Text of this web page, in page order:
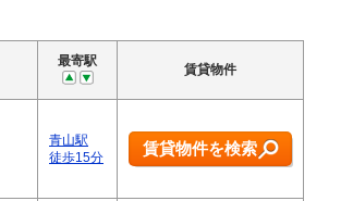
最寄駅
賃貸物件
青山駅
徒歩15分
賃貸物件を検索